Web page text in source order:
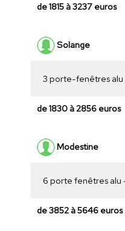
de 1815 à 3237 euros
Solange
3 porte-fenêtres alu
de 1830 à 2856 euros
Modestine
6 porte fenêtres
de 3852 à 5646 euros